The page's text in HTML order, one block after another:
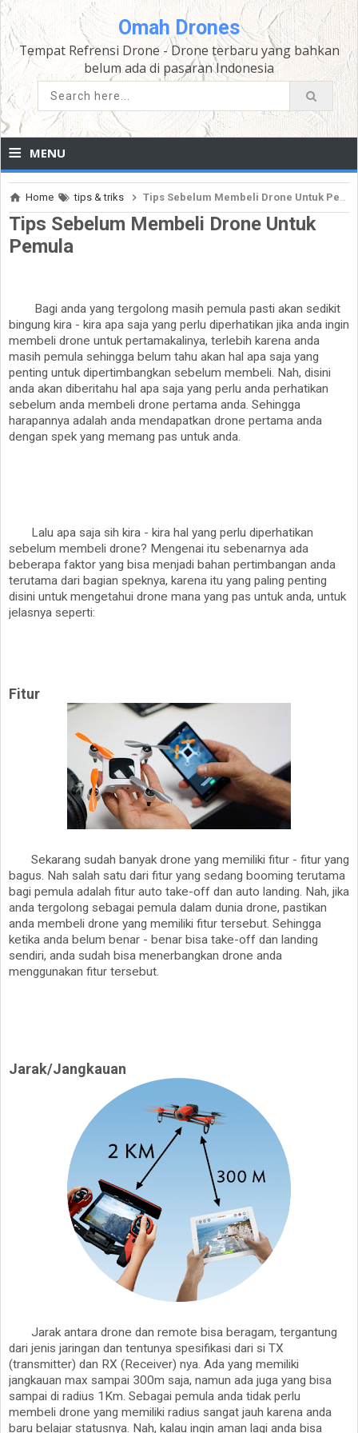
Omah Drones
Tempat Refrensi Drone - Drone terbaru yang bahkan
belum ada di pasaran Indonesia
≡ MENU
Home tips & triks Tips Sebelum Membeli Drone Untuk Pemula
Tips Sebelum Membeli Drone Untuk
Pemula
Bagi anda yang tergolong masih pemula pasti akan sedikit
bingung kira - kira apa saja yang perlu diperhatikan jika anda ingin
membeli drone untuk pertamakalinya, terlebih karena anda
masih pemula sehingga belum tahu akan hal apa saja yang
penting untuk dipertimbangkan sebelum membeli. Nah, disini
anda akan diberitahu hal apa saja yang perlu anda perhatikan
sebelum anda membeli drone pertama anda. Sehingga
harapannya adalah anda mendapatkan drone pertama anda
dengan spek yang memang pas untuk anda.
Lalu apa saja sih kira - kira hal yang perlu diperhatikan
sebelum membeli drone? Mengenai itu sebenarnya ada
beberapa faktor yang bisa menjadi bahan pertimbangan anda
terutama dari bagian speknya, karena itu yang paling penting
disini untuk mengetahui drone mana yang pas untuk anda, untuk
jelasnya seperti:
Fitur
Sekarang sudah banyak drone yang memiliki fitur - fitur yang
bagus. Nah salah satu dari fitur yang sedang booming terutama
bagi pemula adalah fitur auto take-off dan auto landing. Nah, jika
anda tergolong sebagai pemula dalam dunia drone, pastikan
anda membeli drone yang memiliki fitur tersebut. Sehingga
ketika anda belum benar - benar bisa take-off dan landing
sendiri, anda sudah bisa menerbangkan drone anda
menggunakan fitur tersebut.
Jarak/Jangkauan
Jarak antara drone dan remote bisa beragam, tergantung
dari jenis jaringan dan tentunya spesifikasi dari si TX
(transmitter) dan RX (Receiver) nya. Ada yang memiliki
jangkauan max sampai 300m saja, namun ada juga yang bisa
sampai di radius 1Km. Sebagai pemula anda tidak perlu
membeli drone yang memiliki radius sangat jauh karena anda
baru belajar statusnya. Nah, kalau ingin aman lagi anda bisa